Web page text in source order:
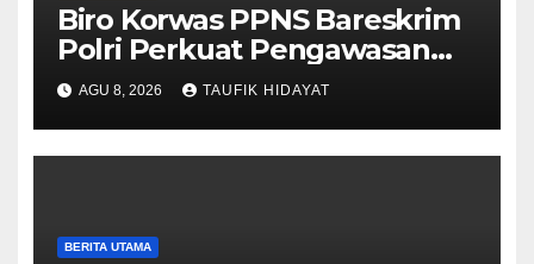
Biro Korwas PPNS Bareskrim
Polri Perkuat Pengawasan
untuk Dorong Penegakan
Hukum yang Profesional
AGU 8, 2026 TAUFIK HIDAYAT
BERITA UTAMA